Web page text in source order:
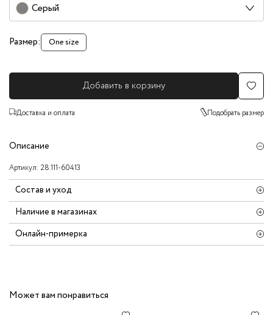
Серый
Размер: One size
Добавить в корзину
Доставка и оплата Подобрать размер
Описание
Артикул: 28.111-60413
Состав и уход
Наличие в магазинах
Онлайн-примерка
Может вам понравиться